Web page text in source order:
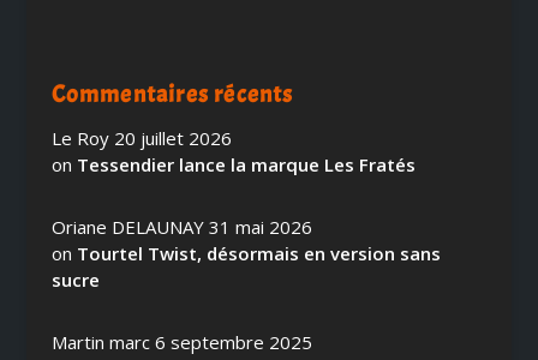
Commentaires récents
Le Roy 20 juillet 2026
on Tessendier lance la marque Les Fratés
Oriane DELAUNAY 31 mai 2026
on Tourtel Twist, désormais en version sans
sucre
Martin marc 6 septembre 2025